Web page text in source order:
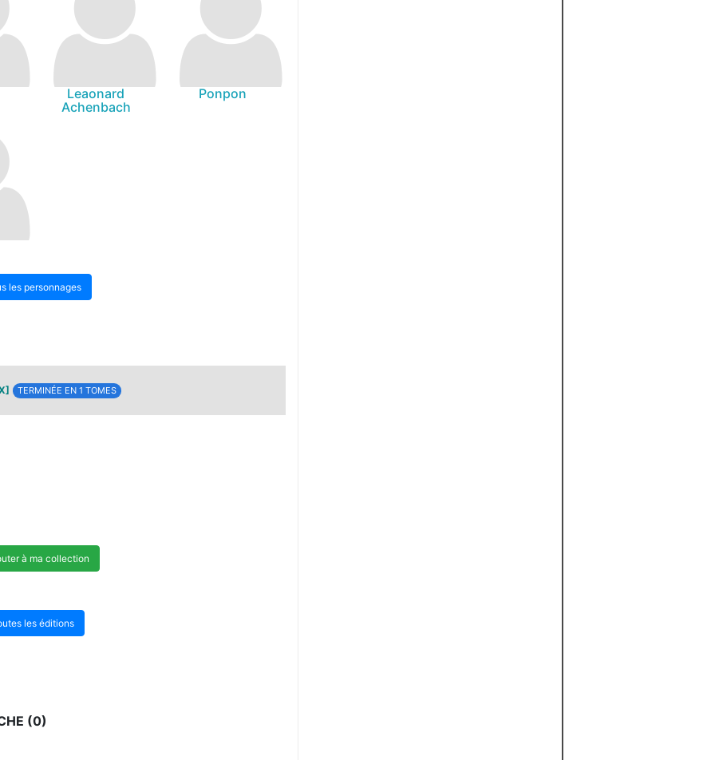
Leaonard
Achenbach
Ponpon
les personnages
TERMINÉE EN 1 TOMES
à ma collection
les éditions
(0)